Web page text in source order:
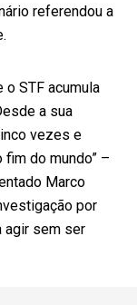
referendou a
STF acumula
a sua
vezes e
do mundo” –
Marco
por
agir sem ser